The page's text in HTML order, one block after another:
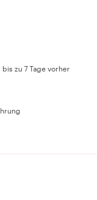
zu 7 Tage vorher